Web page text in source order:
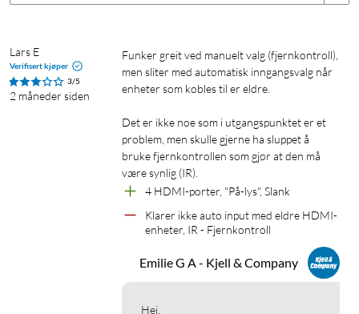
tilkoblingen, som minsker latensen ytterligere.
For at disse funksjonene skal fungere må både spilkonsollen
Veksler automatisk mellom tilkoblede kilder
Switchen kan veksle mellom kilder automatisk når du starter
en ny enhet, eller styres manuelt via fjernkontrollen eller
knappen på enheten. Med CEC støtte kan den spille sammen
med din TV for enda enklre styring.
Lars E
Verifisert kjøper
3/5
2 måneder siden
Funker greit ved manuelt valg (fjernkontroll),
men sliter med automatisk inngangsvalg når
enheter som kobles til er eldre.
Det er ikke noe som i utgangspunktet er et
problem, men skulle gjerne ha sluppet å
bruke fjernkontrollen som gjør at den må
være synlig (IR).
4 HDMI-porter, "På-lys", Slank
Klarer ikke auto input med eldre HDMI-
enheter, IR - Fjernkontroll
Emilie G A - Kjell & Company
Hei,